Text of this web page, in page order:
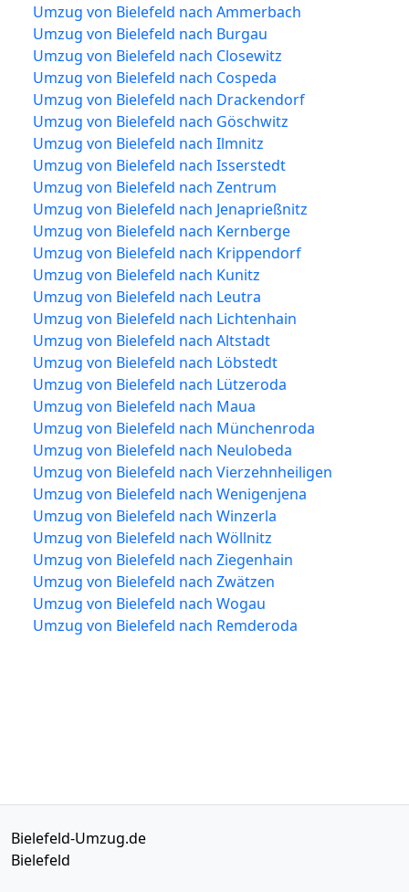
Umzug von Bielefeld nach Ammerbach
Umzug von Bielefeld nach Burgau
Umzug von Bielefeld nach Closewitz
Umzug von Bielefeld nach Cospeda
Umzug von Bielefeld nach Drackendorf
Umzug von Bielefeld nach Göschwitz
Umzug von Bielefeld nach Ilmnitz
Umzug von Bielefeld nach Isserstedt
Umzug von Bielefeld nach Zentrum
Umzug von Bielefeld nach Jenaprießnitz
Umzug von Bielefeld nach Kernberge
Umzug von Bielefeld nach Krippendorf
Umzug von Bielefeld nach Kunitz
Umzug von Bielefeld nach Leutra
Umzug von Bielefeld nach Lichtenhain
Umzug von Bielefeld nach Altstadt
Umzug von Bielefeld nach Löbstedt
Umzug von Bielefeld nach Lützeroda
Umzug von Bielefeld nach Maua
Umzug von Bielefeld nach Münchenroda
Umzug von Bielefeld nach Neulobeda
Umzug von Bielefeld nach Vierzehnheiligen
Umzug von Bielefeld nach Wenigenjena
Umzug von Bielefeld nach Winzerla
Umzug von Bielefeld nach Wöllnitz
Umzug von Bielefeld nach Ziegenhain
Umzug von Bielefeld nach Zwätzen
Umzug von Bielefeld nach Wogau
Umzug von Bielefeld nach Remderoda
Bielefeld-Umzug.de
Bielefeld